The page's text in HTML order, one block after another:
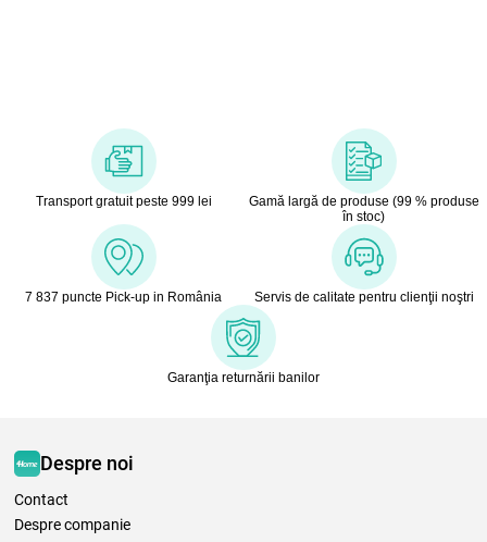
Transport gratuit peste 999 lei
Gamă largă de produse (99 % produse
în stoc)
7 837 puncte Pick-up in România Servis de calitate pentru clienţii noştri
Garanţia returnării banilor
Despre noi
Contact
Despre companie